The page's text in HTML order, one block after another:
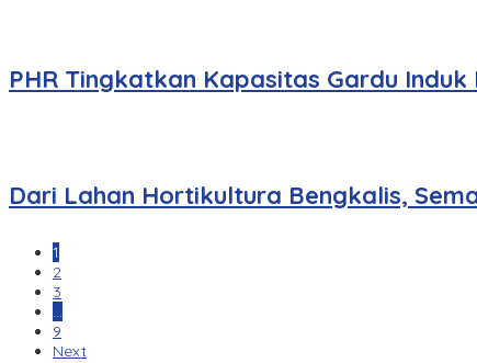
PHR Tingkatkan Kapasitas Gardu
Dari Lahan Hortikultura Bengkalis,
1
2
3
…
9
Next